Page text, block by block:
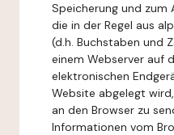
Speicherung und zum
die in der Regel aus
(d.h. Buchstaben und
einem Webserver auf
elektronischen
Website abgelegt
an den Browser zu
Informationen vom